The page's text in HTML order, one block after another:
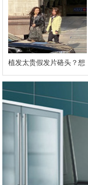
植发太贵假发片硌头？想